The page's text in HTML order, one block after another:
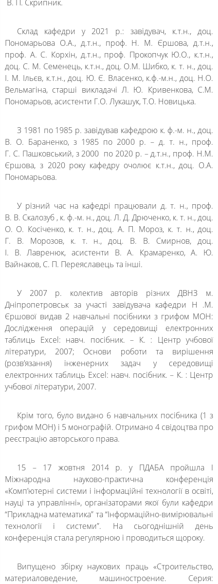
В. П. Скрипник.
Склад кафедри у 2021 р.: завідувач, к.т.н., доц.
Пономарьова О.А., д.т.н., проф. Н. М. Єршова, д.т.н.,
проф. А. С. Корхін, д.т.н., проф. Прокопчук Ю.О., к.т.н.,
доц. С. М. Семенець, к.т.н., доц. О.М. Шибко, к. т. н., доц.
І. М. Ільєв, к.т.н., доц. Ю. Є. Власенко, к.ф.-м.н., доц. Н.О.
Вельмагіна, старші викладачі Л. Ю. Кривенкова, С.М.
Пономарьов, асистенти Г.О. Лукашук, Т.О. Новицька.
З 1981 по 1985 р. завідував кафедрою к. ф.-м. н., доц.
В. О. Бараненко, з 1985 по 2000 р. – д. т. н., проф.
Г. С. Пашковський, з 2000 по 2020 р. – д.т.н., проф. Н.М.
Єршова, з 2020 року кафедру очолює к.т.н., доц. О.А.
Пономарьова.
У різний час на кафедрі працювали д. т. н., проф.
В. В. Скалозуб , к. ф.-м. н., доц. Л. Д. Дрюченко, к. т. н., доц.
О. О. Косіченко, к. т. н., доц. А. П. Мороз, к. т. н., доц.
Г. В. Морозов, к. т. н., доц. В. В. Смирнов, доц.
І. В. Лавренюк, асистенти В. А. Крамаренко, А. Ю.
Вайнаков, С. П. Переяславець та інші.
У 2007 р. колектив авторів різних ДВНЗ м.
Дніпропетровськ за участі завідувача кафедри Н .М.
Єршової видав 2 навчальні посібники з грифом МОН:
Дослідження операцій у середовищі електронних
таблиць Excel: навч. посібник. – К. : Центр учбової
літератури, 2007; Основи роботи та вирішення
(розв’язання) інженерних задач у середовищі
електронних таблиць Excel: навч. посібник. – К. : Центр
учбової літератури, 2007.
Крім того, було видано 6 навчальних посібника (1 з
грифом МОН) і 5 монографій. Отримано 4 свідоцтва про
реєстрацію авторського права.
15 – 17 жовтня 2014 р. у ПДАБА пройшла І
Міжнародна науково-практична конференція
«Комп’ютерні системи і інформаційні технології в освіті,
науці та управлінні», організаторами якої були кафедри
“Прикладна математика” та “Інформаційно-вимірювальні
технології і системи”. На сьогоднішній день
конференція стала регулярною і проводиться щороку.
Випущено збірку наукових праць «Строительство,
материаловедение, машиностроение. Серия: